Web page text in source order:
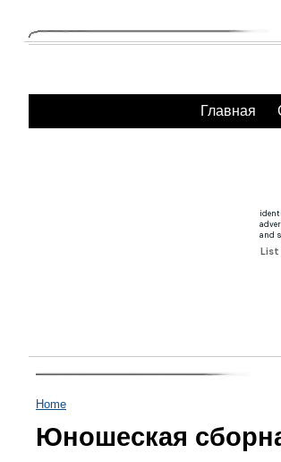
Главная
Home
Юношеская